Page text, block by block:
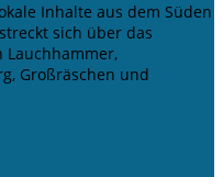
Inhalte aus dem Süden
sich über das
Lauchhammer,
Großräschen und